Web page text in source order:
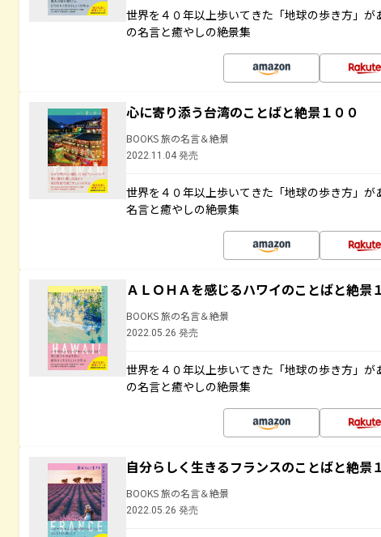
世界を４０年以上歩いてきた「地球の歩き方」
の名言と癒やしの絶景集
心に寄り添う台湾のことばと絶景１００
BOOKS 旅の名言＆絶景
2022.11.04 発売
世界を４０年以上歩いてきた「地球の歩き方」
名言と癒やしの絶景集
ＡＬＯＨＡを感じるハワイのことばと絶景
BOOKS 旅の名言＆絶景
2022.05.26 発売
世界を４０年以上歩いてきた「地球の歩き方」
の名言と癒やしの絶景集
自分らしく生きるフランスのことばと絶景
BOOKS 旅の名言＆絶景
2022.05.26 発売